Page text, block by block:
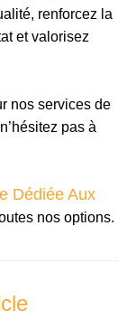
renforcez la
et valorisez
nos services de
pas à
Dédiée Aux
nos options.